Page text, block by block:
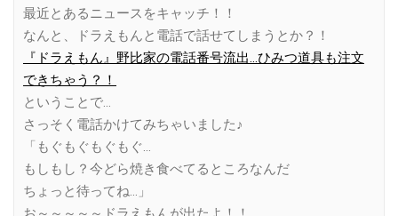
最近とあるニュースをキャッチ！！
なんと、ドラえもんと電話で話せてしまうとか？！
『ドラえもん』野比家の電話番号流出…ひみつ道具も注文
できちゃう？！
ということで…
さっそく電話かけてみちゃいました♪
「もぐもぐもぐもぐ…
もしもし？今どら焼き食べてるところなんだ
ちょっと待ってね…」